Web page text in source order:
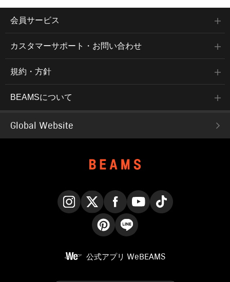
会員サービス
カスタマーサポート・お問い合わせ
規約・方針
BEAMSについて
Global Website
公式アプリ WeBEAMS